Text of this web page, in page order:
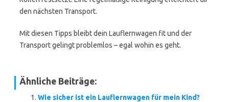
den nächsten Transport.
Mit diesen Tipps bleibt dein Lauflernwagen fit und der
Transport gelingt problemlos – egal wohin es geht.
Ähnliche Beiträge:
Wie sicher ist ein Lauflernwagen für mein Kind?